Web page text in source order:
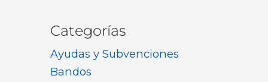
Categorías
Ayudas y Subvenciones
Bandos